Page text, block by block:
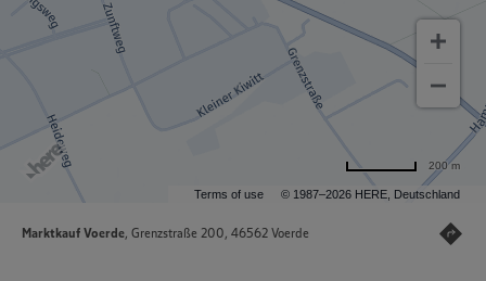
Terms of use © 1987–2026 HERE, Deutschland
200 m
Marktkauf Voerde, Grenzstraße 200, 46562 Voerde